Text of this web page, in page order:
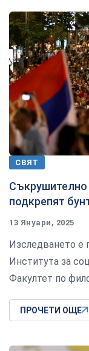
СВЯТ
Съкрушително
подкрепят
13 Януари, 2025
Изследването е
Института за
Факултет по
ПРОЧЕТИ ОЩЕ